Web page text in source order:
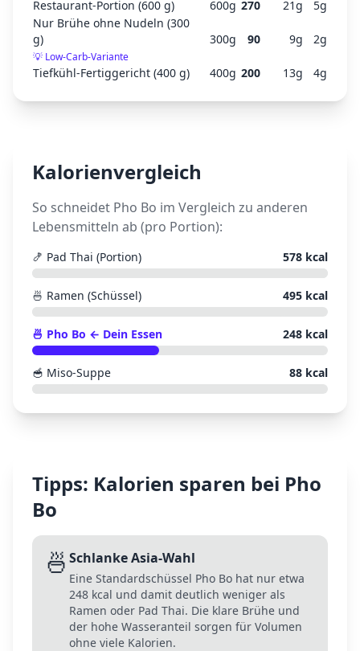
Restaurant-Portion (600 g) 600g 270 21g 5g
Nur Brühe ohne Nudeln (300
g)
💡 Low-Carb-Variante
300g 90 9g 2g
Tiefkühl-Fertiggericht (400 g) 400g 200 13g 4g
Kalorienvergleich
So schneidet Pho Bo im Vergleich zu anderen
Lebensmitteln ab (pro Portion):
🍤 Pad Thai (Portion) 578 kcal
🍜 Ramen (Schüssel) 495 kcal
🍜 Pho Bo ← Dein Essen 248 kcal
🥣 Miso-Suppe 88 kcal
Tipps: Kalorien sparen bei Pho
Bo
🍜 Schlanke Asia-Wahl
Eine Standardschüssel Pho Bo hat nur etwa
248 kcal und damit deutlich weniger als
Ramen oder Pad Thai. Die klare Brühe und
der hohe Wasseranteil sorgen für Volumen
ohne viele Kalorien.